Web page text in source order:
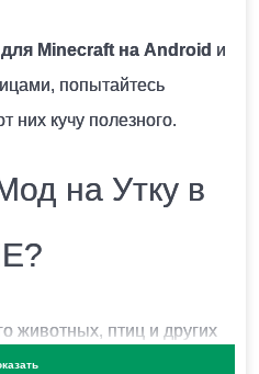
Minecraft на Android и
попытайтесь
них кучу полезного.
на Утку в
животных, птиц и других
мир. Но игрокам всегда
модификации могут
и вызывать ошибки.
автоматически.
В